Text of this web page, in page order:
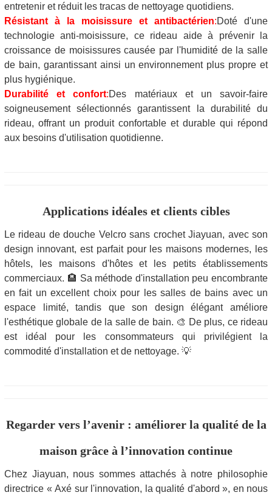
entretenir et réduit les tracas de nettoyage quotidiens.
Résistant à la moisissure et antibactérien:Doté d'une
technologie anti-moisissure, ce rideau aide à prévenir la
croissance de moisissures causée par l'humidité de la salle
de bain, garantissant ainsi un environnement plus propre et
plus hygiénique.
Durabilité et confort:Des matériaux et un savoir-faire
soigneusement sélectionnés garantissent la durabilité du
rideau, offrant un produit confortable et durable qui répond
aux besoins d'utilisation quotidienne.
Applications idéales et clients cibles
Le rideau de douche Velcro sans crochet Jiayuan, avec son
design innovant, est parfait pour les maisons modernes, les
hôtels, les maisons d'hôtes et les petits établissements
commerciaux. 🏨 Sa méthode d'installation peu encombrante
en fait un excellent choix pour les salles de bains avec un
espace limité, tandis que son design élégant améliore
l'esthétique globale de la salle de bain. 🎨 De plus, ce rideau
est idéal pour les consommateurs qui privilégient la
commodité d'installation et de nettoyage. 💡
Regarder vers l’avenir : améliorer la qualité de la
maison grâce à l’innovation continue
Chez Jiayuan, nous sommes attachés à notre philosophie
directrice « Axé sur l'innovation, la qualité d'abord », en nous